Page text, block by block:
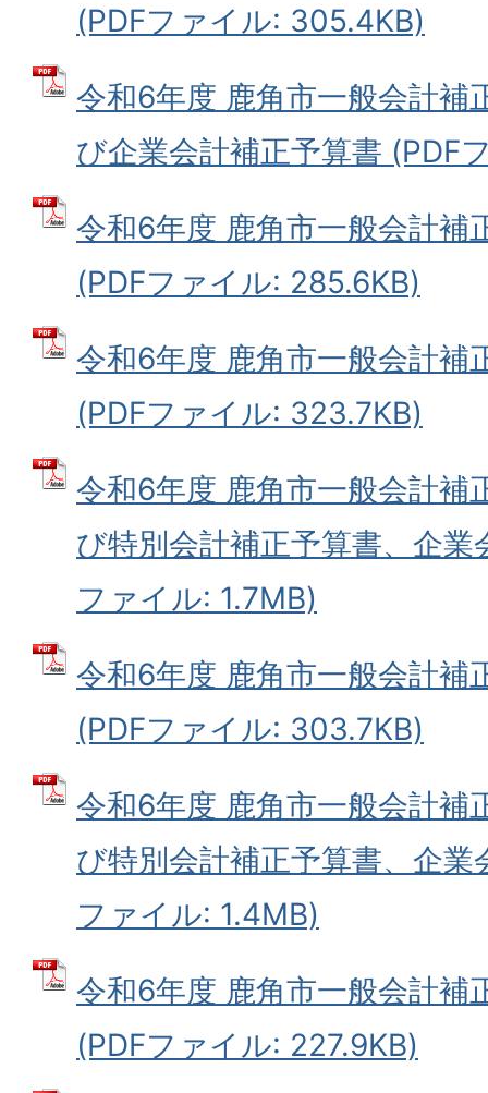
(PDFファイル: 305.4KB)
令和6年度 鹿角市一般会計補
び企業会計補正予算書 (PDF
令和6年度 鹿角市一般会計補
(PDFファイル: 285.6KB)
令和6年度 鹿角市一般会計補
(PDFファイル: 323.7KB)
令和6年度 鹿角市一般会計補
び特別会計補正予算書、企業
ファイル: 1.7MB)
令和6年度 鹿角市一般会計補
(PDFファイル: 303.7KB)
令和6年度 鹿角市一般会計補
び特別会計補正予算書、企業
ファイル: 1.4MB)
令和6年度 鹿角市一般会計補
(PDFファイル: 227.9KB)